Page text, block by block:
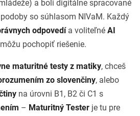
a boli digitálne spracované
so súhlasom NIVaM. Každý
odpovedía voliteľné AI
pochopiť riešenie.
maturitné testy z matiky, chceš
zo slovenčiny, alebo
na úrovni B1, B2 či C1 s
– Maturitný Tester je tu pre